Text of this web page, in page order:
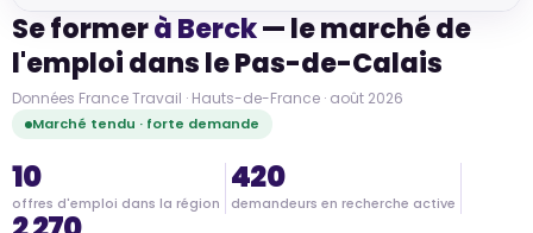
Se formerà Berck— le marché de
l'emploi dans le Pas-de-Calais
Données France Travail · Hauts-de-France · août 2026
Marché tendu · forte demande
10
offres d'emploi dans la région
420
demandeurs en recherche active